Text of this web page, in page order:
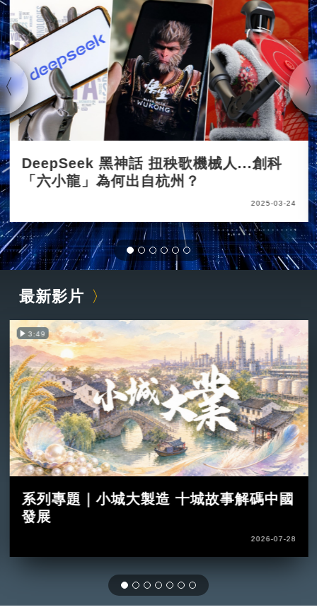
DeepSeek 黑神話 扭秧歌機械人...創科
「六小龍」為何出自杭州？
2025-03-24
最新影片
3:49
系列專題｜小城大製造 十城故事解碼中國
發展
2026-07-28